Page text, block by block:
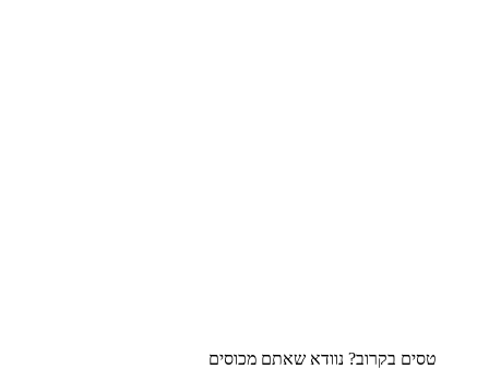
טסים בקרוב? נוודא שאתם מכוסים